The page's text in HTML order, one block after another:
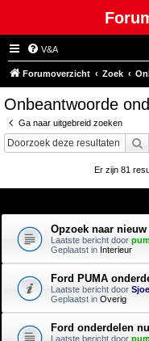
V&A
Forumoverzicht Zoek
Onbeantwoorde
Ga naar uitgebreid zoeken
Er zijn 81
Opzoek naar
Laatste bericht door
Geplaatst in Interieur
Ford PUMA
Laatste bericht door
Geplaatst in Overig
Ford onderdelen
Laatste bericht door